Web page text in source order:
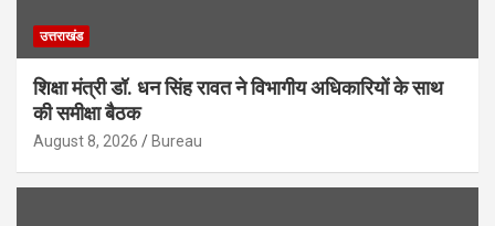
उत्तराखंड
शिक्षा मंत्री डॉ. धन सिंह रावत ने विभागीय अधिकारियों के साथ
की समीक्षा बैठक
August 8, 2026 Bureau